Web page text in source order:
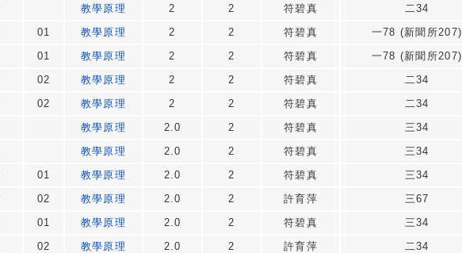
教學原理 2 2 符碧真
二34
01 教學原理 2 2 符碧真
一78 (新聞所207)
01 教學原理 2 2 符碧真
一78 (新聞所207)
02 教學原理 2 2 符碧真
二34
02 教學原理 2 2 符碧真
二34
教學原理 2.0 2 符碧真
三34
教學原理 2.0 2 符碧真
三34
01 教學原理 2.0 2 符碧真
三34
02 教學原理 2.0 2 許育萍
三67
01 教學原理 2.0 2 符碧真
三34
02 教學原理 2.0 2 許育萍
二34